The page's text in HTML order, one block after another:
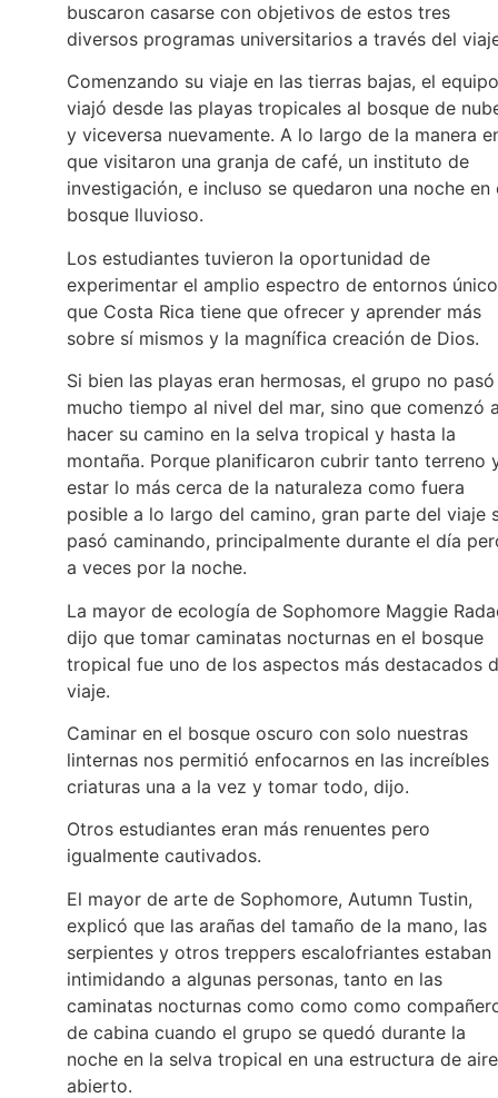
buscaron casarse con objetivos de estos tres
diversos programas universitarios a través del
Comenzando su viaje en las tierras bajas, el equipo
viajó desde las playas tropicales al bosque de
y viceversa nuevamente. A lo largo de la manera
que visitaron una granja de café, un instituto de
investigación, e incluso se quedaron una noche en
bosque lluvioso.
Los estudiantes tuvieron la oportunidad de
experimentar el amplio espectro de entornos
que Costa Rica tiene que ofrecer y aprender más
sobre sí mismos y la magnífica creación de Dios.
Si bien las playas eran hermosas, el grupo no pasó
mucho tiempo al nivel del mar, sino que comenzó
hacer su camino en la selva tropical y hasta la
montaña. Porque planificaron cubrir tanto terreno
estar lo más cerca de la naturaleza como fuera
posible a lo largo del camino, gran parte del viaje
pasó caminando, principalmente durante el día
a veces por la noche.
La mayor de ecología de Sophomore Maggie
dijo que tomar caminatas nocturnas en el bosque
tropical fue uno de los aspectos más destacados
viaje.
Caminar en el bosque oscuro con solo nuestras
linternas nos permitió enfocarnos en las increíbles
criaturas una a la vez y tomar todo, dijo.
Otros estudiantes eran más renuentes pero
igualmente cautivados.
El mayor de arte de Sophomore, Autumn Tustin,
explicó que las arañas del tamaño de la mano, las
serpientes y otros treppers escalofriantes estaban
intimidando a algunas personas, tanto en las
caminatas nocturnas como como como
de cabina cuando el grupo se quedó durante la
noche en la selva tropical en una estructura de aire
abierto.